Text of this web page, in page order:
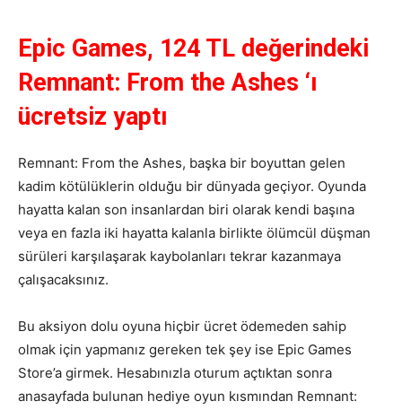
Epic Games, 124 TL değerindeki
Remnant: From the Ashes ‘ı
ücretsiz yaptı
Remnant: From the Ashes, başka bir boyuttan gelen
kadim kötülüklerin olduğu bir dünyada geçiyor. Oyunda
hayatta kalan son insanlardan biri olarak kendi başına
veya en fazla iki hayatta kalanla birlikte ölümcül düşman
sürüleri karşılaşarak kaybolanları tekrar kazanmaya
çalışacaksınız.
Bu aksiyon dolu oyuna hiçbir ücret ödemeden sahip
olmak için yapmanız gereken tek şey ise Epic Games
Store’a girmek. Hesabınızla oturum açtıktan sonra
anasayfada bulunan hediye oyun kısmından Remnant: